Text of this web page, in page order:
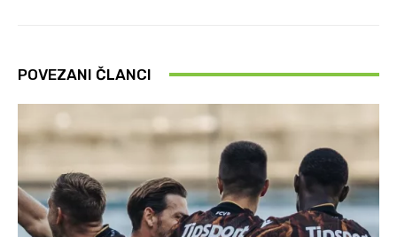
POVEZANI ČLANCI